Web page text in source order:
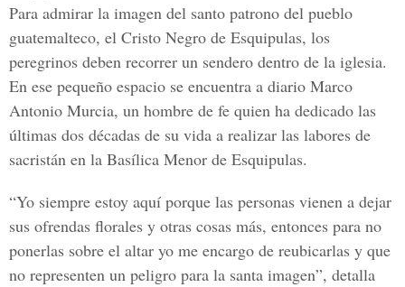
Para admirar la imagen del santo patrono del pueblo
guatemalteco, el Cristo Negro de Esquipulas, los
peregrinos deben recorrer un sendero dentro de la iglesia.
En ese pequeño espacio se encuentra a diario Marco
Antonio Murcia, un hombre de fe quien ha dedicado las
últimas dos décadas de su vida a realizar las labores de
sacristán en la Basílica Menor de Esquipulas.
“Yo siempre estoy aquí porque las personas vienen a dejar
sus ofrendas florales y otras cosas más, entonces para no
ponerlas sobre el altar yo me encargo de reubicarlas y que
no representen un peligro para la santa imagen”, detalla